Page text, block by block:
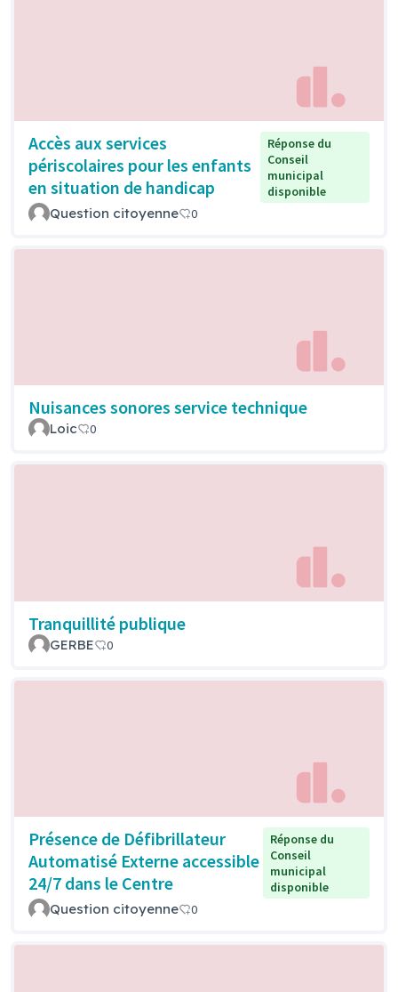
Accès aux services
périscolaires pour les enfants
en situation de handicap
Réponse du
Conseil
municipal
disponible
Question citoyenne 0
Nuisances sonores service technique
Loic 0
Tranquillité publique
GERBE 0
Présence de Défibrillateur
Automatisé Externe accessible
24/7 dans le Centre
Réponse du
Conseil
municipal
disponible
Question citoyenne 0